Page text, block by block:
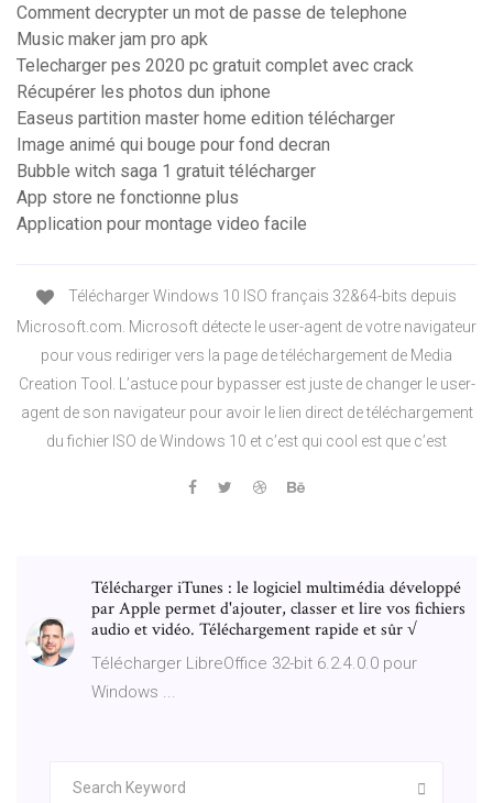
Comment decrypter un mot de passe de telephone
Music maker jam pro apk
Telecharger pes 2020 pc gratuit complet avec crack
Récupérer les photos dun iphone
Easeus partition master home edition télécharger
Image animé qui bouge pour fond decran
Bubble witch saga 1 gratuit télécharger
App store ne fonctionne plus
Application pour montage video facile
Télécharger Windows 10 ISO français 32&64-bits depuis
Microsoft.com. Microsoft détecte le user-agent de votre navigateur
pour vous rediriger vers la page de téléchargement de Media
Creation Tool. L’astuce pour bypasser est juste de changer le user-
agent de son navigateur pour avoir le lien direct de téléchargement
du fichier ISO de Windows 10 et c’est qui cool est que c’est
Télécharger iTunes : le logiciel multimédia développé
par Apple permet d'ajouter, classer et lire vos fichiers
audio et vidéo. Téléchargement rapide et sûr √
Télécharger LibreOffice 32-bit 6.2.4.0.0 pour
Windows ...